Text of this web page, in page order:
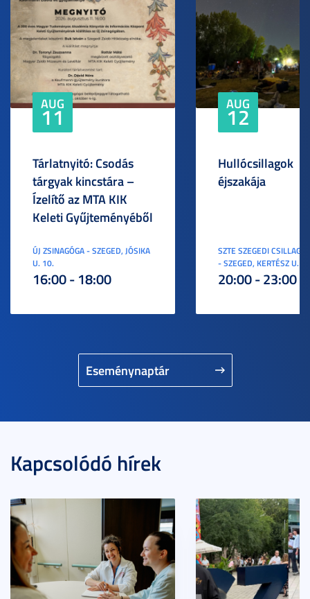
Eseménynaptár
AUG
11
Tárlatnyitó: Csodás
tárgyak kincstára –
Ízelítő az MTA KIK
Keleti Gyűjteményéből
ÚJ ZSINAGÓGA - SZEGED, JÓSIKA
U. 10.
16:00 - 18:00
AUG
12
Hullócsillagok
éjszakája
SZTE SZEGEDI
- SZEGED, KERTÉSZ U. 3.
20:00 - 23:00
Kapcsolódó hírek